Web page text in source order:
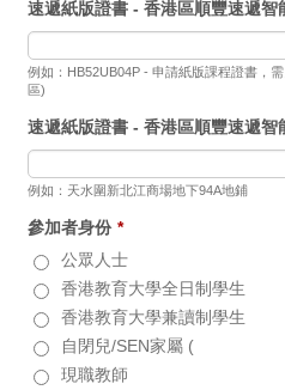
速遞紙版證書 - 香港區順豐速遞智
例如：HB52UB04P - 申請紙版課程證書，
區)
速遞紙版證書 - 香港區順豐速遞智
例如：天水圍新北江商場地下94A地鋪
參加者身份 *
公眾人士
香港教育大學全日制學生
香港教育大學兼讀制學生
自閉兒/SEN家屬 (
現職教師